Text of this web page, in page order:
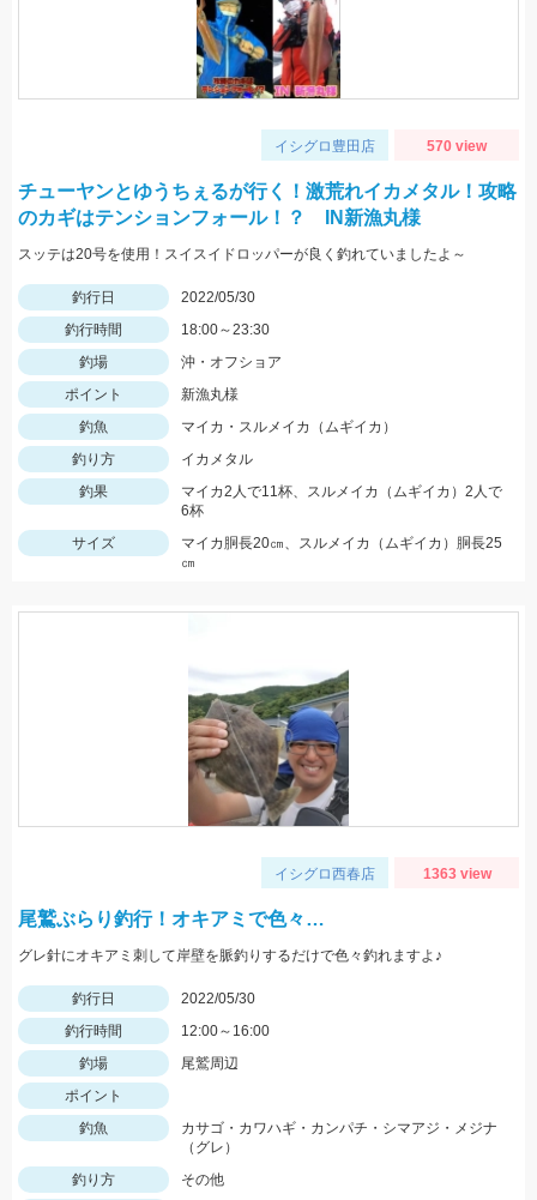
イシグロ豊田店 570 view
チューヤンとゆうちぇるが行く！激荒れイカメタル！攻略
のカギはテンションフォール！？ IN新漁丸様
スッテは20号を使用！スイスイドロッパーが良く釣れていましたよ～
釣行日
2022/05/30
釣行時間
18:00～23:30
釣場
沖・オフショア
ポイント
新漁丸様
釣魚
マイカ・スルメイカ（ムギイカ）
釣り方
イカメタル
釣果
マイカ2人で11杯、スルメイカ（ムギイカ）2人で
6杯
サイズ
マイカ胴長20㎝、スルメイカ（ムギイカ）胴長25
㎝
イシグロ西春店 1363 view
尾鷲ぶらり釣行！オキアミで色々…
グレ針にオキアミ刺して岸壁を脈釣りするだけで色々釣れますよ♪
釣行日
2022/05/30
釣行時間
12:00～16:00
釣場
尾鷲周辺
ポイント
釣魚
カサゴ・カワハギ・カンパチ・シマアジ・メジナ
（グレ）
釣り方
その他